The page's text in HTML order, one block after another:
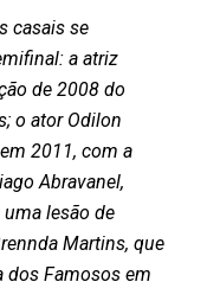
casais se
a atriz
de 2008 do
o ator Odilon
2011, com a
Abravanel,
lesão de
Martins, que
dos Famosos em